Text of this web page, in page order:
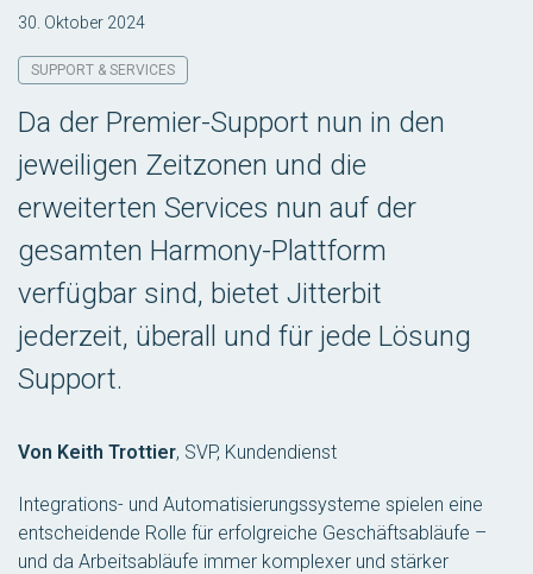
30. Oktober 2024
SUPPORT & SERVICES
Da der Premier-Support nun in den
jeweiligen Zeitzonen und die
erweiterten Services nun auf der
gesamten Harmony-Plattform
verfügbar sind, bietet Jitterbit
jederzeit, überall und für jede Lösung
Support.
Von Keith Trottier, SVP, Kundendienst
Integrations- und Automatisierungssysteme spielen eine
entscheidende Rolle für erfolgreiche Geschäftsabläufe –
und da Arbeitsabläufe immer komplexer und stärker